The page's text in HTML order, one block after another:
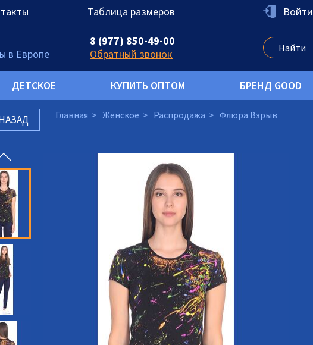
Таблица размеров Войти
в Европе
8 (977) 850-49-00
Обратный звонок
ДЕТСКОЕ КУПИТЬ ОПТОМ БРЕНД GOOD
Главная Женское Распродажа Флюра Взрыв